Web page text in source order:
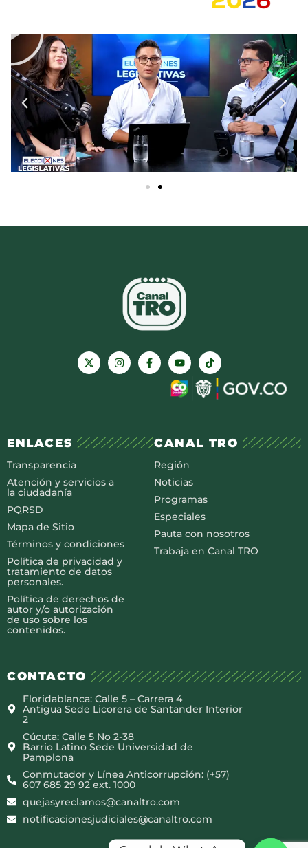
ENLACES
Transparencia
Atención y servicios a
la ciudadanía
PQRSD
Mapa de Sitio
Términos y condiciones
Política de privacidad y
tratamiento de datos
personales.
Política de derechos de
autor y/o autorización
de uso sobre los
contenidos.
CANAL TRO
Región
Noticias
Programas
Especiales
Pauta con nosotros
Trabaja en Canal TRO
CONTACTO
Floridablanca: Calle 5 – Carrera 4
Antigua Sede Licorera de Santander Interior
2
Cúcuta: Calle 5 No 2-38
Barrio Latino Sede Universidad de
Pamplona
Conmutador y Línea Anticorrupción: (+57)
607 685 29 92 ext. 1000
quejasyreclamos@canaltro.com
notificacionesjudiciales@canaltro.com